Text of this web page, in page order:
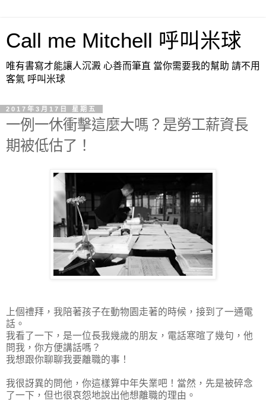
Call me Mitchell 呼叫米球
唯有書寫才能讓人沉澱 心善而筆直 當你需要我的幫助 請不用
客氣 呼叫米球
2017年3月17日 星期五
一例一休衝擊這麼大嗎？是勞工薪資長
期被低估了！
上個禮拜，我陪著孩子在動物園走著的時候，接到了一通電
話。
我看了一下，是一位長我幾歲的朋友，電話寒暄了幾句，他
問我，你方便講話嗎？
我想跟你聊聊我要離職的事！
我很訝異的問他，你這樣算中年失業吧！當然，先是被碎念
了一下，但也很哀怨地說出他想離職的理由。